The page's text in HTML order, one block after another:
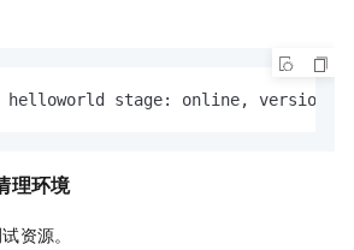
helloworld stage: online, version:
理环境
资源。